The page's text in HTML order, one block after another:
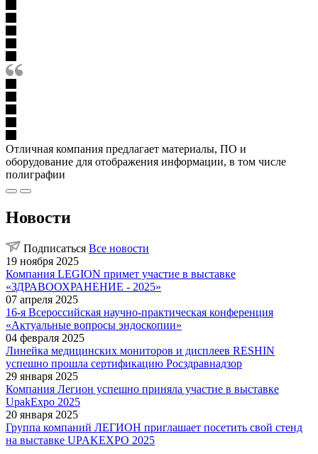
Отличная компания предлагает материалы, ПО и
оборудование для отображения информации, в том числе
полиграфии
Новости
Подписаться Все новости
19 ноября 2025
Компания LEGION примет участие в выставке
«ЗДРАВООХРАНЕНИЕ - 2025»
07 апреля 2025
16-я Всероссийская научно-практическая конференция
«Актуальные вопросы эндоскопии»
04 февраля 2025
Линейка медицинских мониторов и дисплеев RESHIN
успешно прошла сертификацию Росздравнадзор
29 января 2025
Компания Легион успешно приняла участие в выставке
UpakExpo 2025
20 января 2025
Группа компаний ЛЕГИОН приглашает посетить свой стенд
на выставке UPAKEXPO 2025